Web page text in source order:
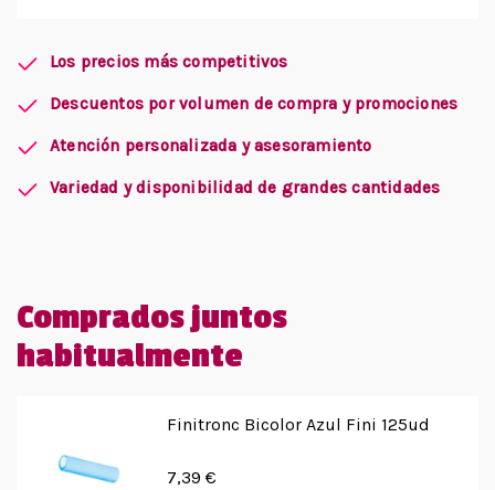
Los precios más competitivos
Descuentos por volumen de compra y promociones
Atención personalizada y asesoramiento
Variedad y disponibilidad de grandes cantidades
Comprados juntos
habitualmente
Finitronc Bicolor Azul Fini 125ud
7,39 €